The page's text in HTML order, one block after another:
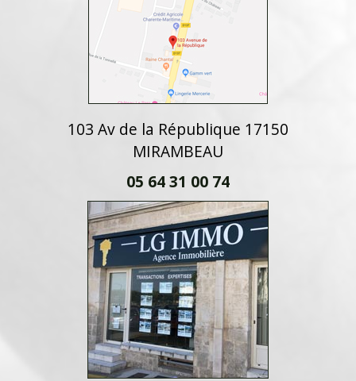
103 Av de la République 17150
MIRAMBEAU
05 64 31 00 74